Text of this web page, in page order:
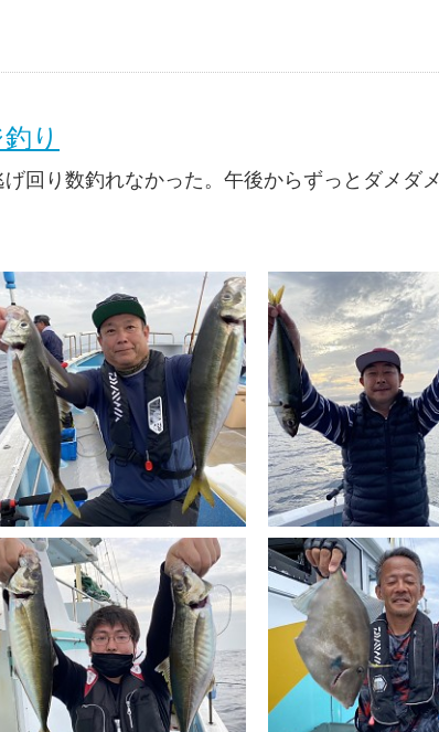
り
回り数釣れなかった。午後からずっとダメダ